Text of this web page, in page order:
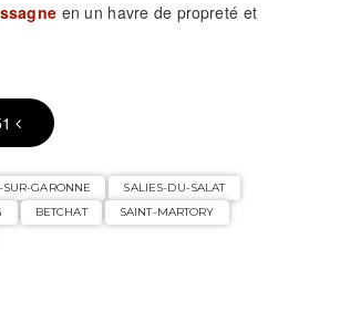
en un havre de propreté et
SUR-GARONNE
SALIES-DU-SALAT
BETCHAT
SAINT-MARTORY